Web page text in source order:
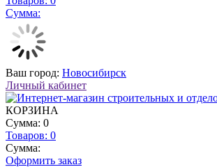
Сумма:
Ваш город: Новосибирск
Личный кабинет
КОРЗИНА
Сумма: 0
Товаров: 0
Сумма:
Оформить заказ